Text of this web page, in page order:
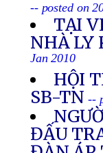
-- posted on
TẠI
NHÀ LY
Jan 2010
HỘI
SB-TN --
ĐẤU